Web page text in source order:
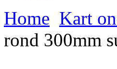
Home Kart
rond 300mm